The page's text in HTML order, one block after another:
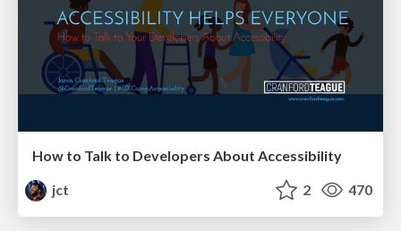
How to Talk to Developers About Accessibility
jct
2 470